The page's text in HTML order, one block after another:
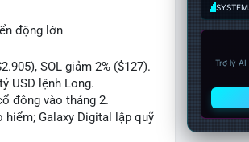
động lớn
SOL giảm 2% ($127).
USD lệnh Long.
đông vào tháng 2.
Galaxy Digital lập quỹ
Trợ lý